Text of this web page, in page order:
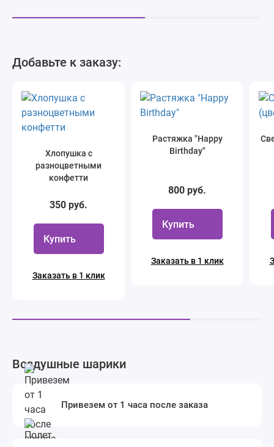
Добавьте к заказу:
Хлопушка с
разноцветными
конфетти
350 руб.
Купить
Заказать в 1 клик
Растяжка "Happy
Birthday"
800 руб.
Купить
Заказать в 1 клик
Воздушные шарики
Привезем от 1 часа после заказа